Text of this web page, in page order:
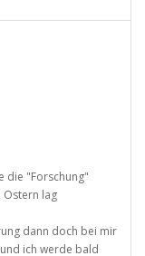
die "Forschung"
Ostern lag
dann doch bei mir
ich werde bald